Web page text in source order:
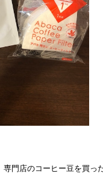
門店のコーヒー豆を買っ